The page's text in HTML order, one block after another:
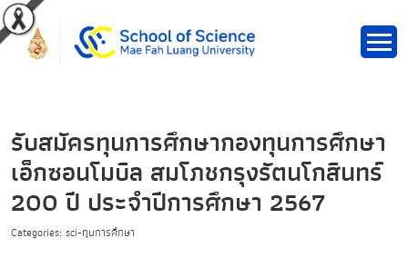
รับสมัครทุนการศึกษากองทุนการศึกษา
เอ็กซอนโมบิล สมโภชกรุงรัตนโกสินทร์
200 ปี ประจำปีการศึกษา 2567
Categories: sci-ทุนการศึกษา